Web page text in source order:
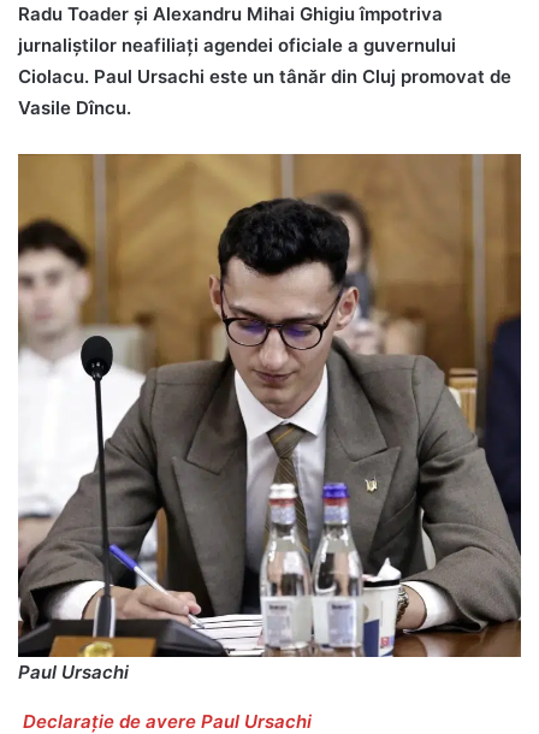
Radu Toader și Alexandru Mihai Ghigiu împotriva
jurnaliștilor neafiliați agendei oficiale a guvernului
Ciolacu. Paul Ursachi este un tânăr din Cluj promovat de
Vasile Dîncu.
Paul Ursachi
Declarație de avere Paul Ursachi